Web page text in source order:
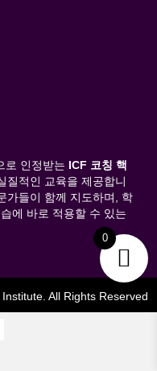
로 인정받는 ICF 코칭 핵
질적인 교육을 제공합니
가들이 함께 지도하며, 학
에 바로 적용할 수 있는
All Rights Reserved
0